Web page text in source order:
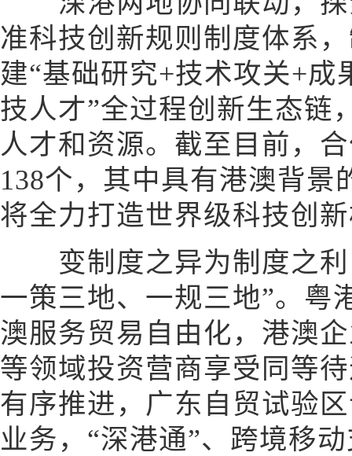
准科技创新规则制度体系
建“基础研究+技术攻关+成
技人才”全过程创新生态链
人才和资源。截至目前，
138个，其中具有港澳背景
将全力打造世界级科技创
变制度之异为制度之利
一策三地、一规三地”。粤
澳服务贸易自由化，港澳
等领域投资营商享受同等
有序推进，广东自贸试验
业务，“深港通”、跨境移